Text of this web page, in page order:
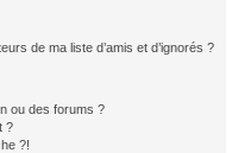
de ma liste d’amis et d’ignorés ?
ou des forums ?
?
?!